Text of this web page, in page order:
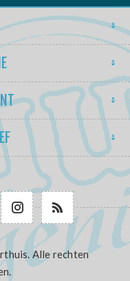
Alle rechten